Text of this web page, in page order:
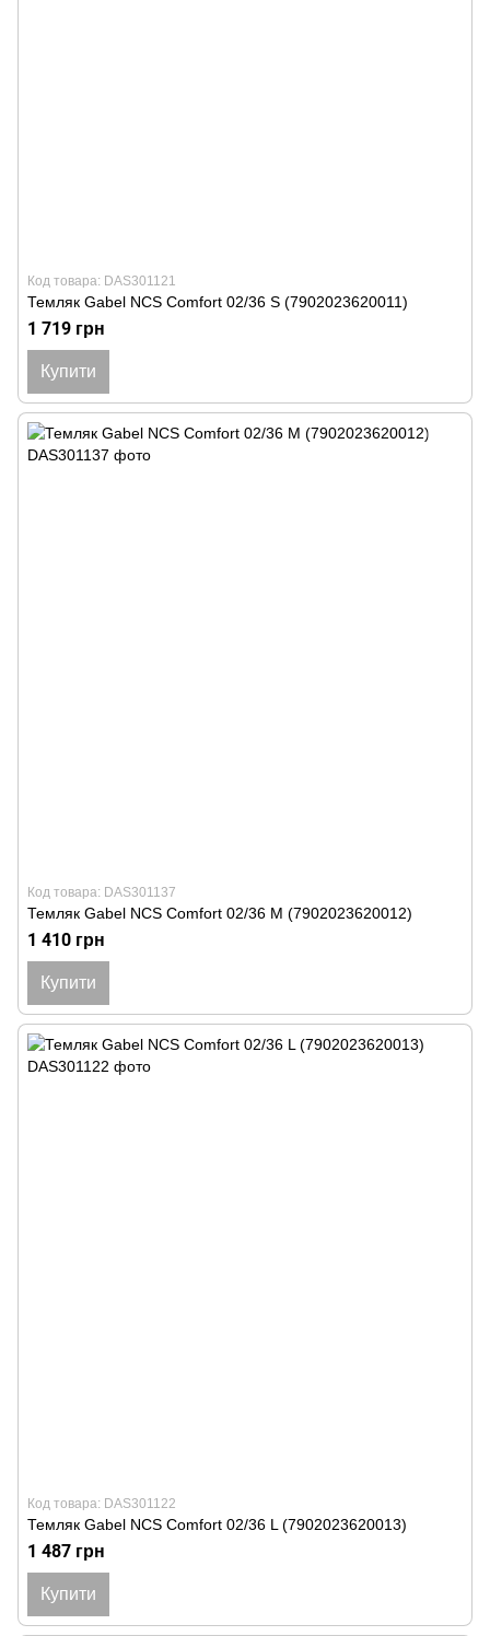
Код товара: DAS301121
Темляк Gabel NCS Comfort 02/36 S (7902023620011)
1 719 грн
Купити
Код товара: DAS301137
Темляк Gabel NCS Comfort 02/36 M (7902023620012)
1 410 грн
Купити
Код товара: DAS301122
Темляк Gabel NCS Comfort 02/36 L (7902023620013)
1 487 грн
Купити